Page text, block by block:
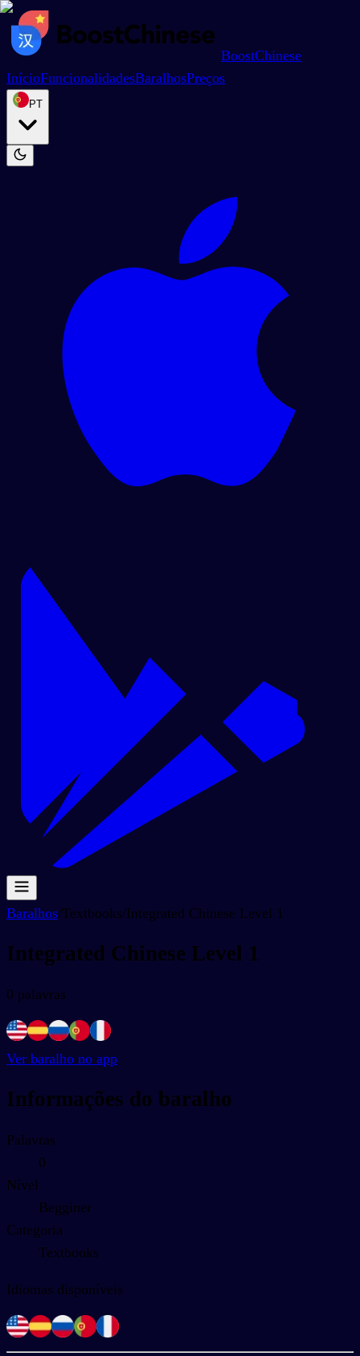
BoostChinese
InícioFuncionalidadesBaralhosPreços
PT
Baralhos/Textbooks/Integrated Chinese Level 1
Integrated Chinese Level 1
0 palavras
Ver baralho no app
Informações do baralho
Palavras
0
Nível
Begginer
Categoria
Textbooks
Idiomas disponíveis